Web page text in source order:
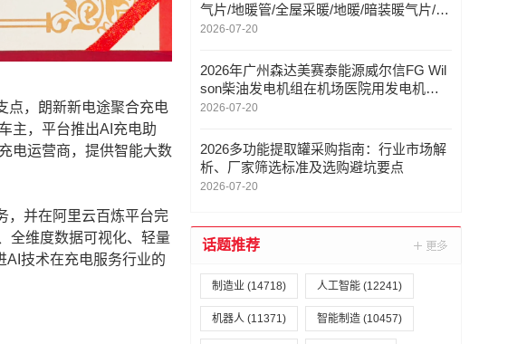
，朗新新电途聚合充电
主，平台推出AI充电助
电运营商，提供智能大数
并在阿里云百炼平台完
全维度数据可视化、轻量
AI技术在充电服务行业的
气片/地暖管/全屋采暖/地暖/暗装暖气片/采
暖/装修采暖/暖气，采暖企业怎么选择
2026-07-20
2026年广州森达美赛泰能源威尔信FG Wil
son柴油发电机组在机场医院用发电机组
中的选型优势
2026-07-20
2026多功能提取罐采购指南：行业市场解
析、厂家筛选标准及选购避坑要点
2026-07-20
话题推荐
制造业 (14718) 人工智能 (12241)
机器人 (11371) 智能制造 (10457)